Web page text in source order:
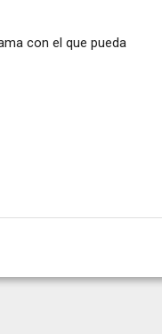
con el que pueda